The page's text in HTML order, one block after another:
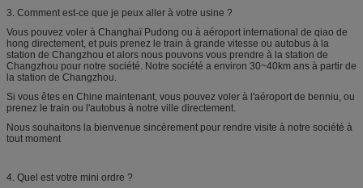
3. Comment est-ce que je peux aller à votre usine ?
Vous pouvez voler à Changhaï Pudong ou à aéroport international de qiao de
hong directement, et puis prenez le train à grande vitesse ou autobus à la
station de Changzhou et alors nous pouvons vous prendre à la station de
Changzhou pour notre société. Notre société a environ 30~40km ans à partir de
la station de Changzhou.
Si vous êtes en Chine maintenant, vous pouvez voler à l'aéroport de benniu, ou
prenez le train ou l'autobus à notre ville directement.
Nous souhaitons la bienvenue sincèrement pour rendre visite à notre société à
tout moment
4. Quel est votre mini ordre ?